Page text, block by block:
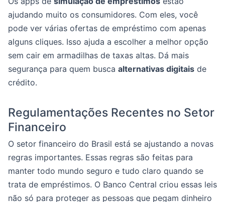
ajudando muito os consumidores. Com eles, você
pode ver várias ofertas de empréstimo com apenas
alguns cliques. Isso ajuda a escolher a melhor opção
sem cair em armadilhas de taxas altas. Dá mais
segurança para quem busca alternativas digitais de
crédito.
Regulamentações Recentes no Setor
Financeiro
O setor financeiro do Brasil está se ajustando a novas
regras importantes. Essas regras são feitas para
manter todo mundo seguro e tudo claro quando se
trata de empréstimos. O Banco Central criou essas leis
não só para proteger as pessoas que pegam dinheiro